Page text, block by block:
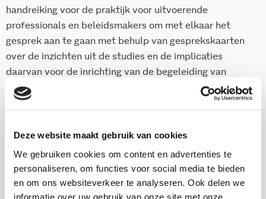
Deze website maakt gebruik van cookies
We gebruiken cookies om content en advertenties te
personaliseren, om functies voor social media te bieden
en om ons websiteverkeer te analyseren. Ook delen we
informatie over uw gebruik van onze site met onze
handreiking voor de praktijk voor uitvoerende
professionals en beleidsmakers om met elkaar het
gesprek aan te gaan met behulp van gesprekskaarten
over de inzichten uit de studies en de implicaties
daarvan voor de inrichting van de begeleiding van
statushouders in de praktijk.
Download deze publicatie